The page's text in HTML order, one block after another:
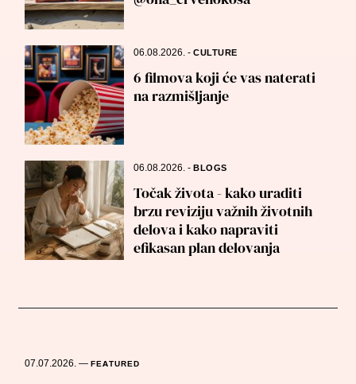
06.08.2026.-CULTURE
6 filmova koji će vas naterati
na razmišljanje
06.08.2026.-BLOGS
Točak života - kako uraditi
brzu reviziju važnih životnih
delova i kako napraviti
efikasan plan delovanja
07.07.2026.—FEATURED